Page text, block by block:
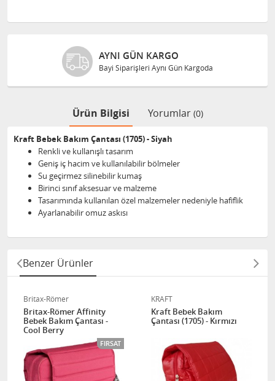
AYNI GÜN KARGO
Bayi Siparişleri Aynı Gün Kargoda
Ürün Bilgisi Yorumlar (0)
Kraft Bebek Bakım Çantası (1705) - Siyah
Renkli ve kullanışlı tasarım
Geniş iç hacim ve kullanılabilir bölmeler
Su geçirmez silinebilir kumaş
Birinci sınıf aksesuar ve malzeme
Tasarımında kullanılan özel malzemeler nedeniyle hafiflik
Ayarlanabilir omuz askısı
Benzer Ürünler
Britax-Römer
Britax-Römer Affinity
Bebek Bakım Çantası -
Cool Berry
FIRSAT
KRAFT
Kraft Bebek Bakım
Çantası (1705) - Kırmızı